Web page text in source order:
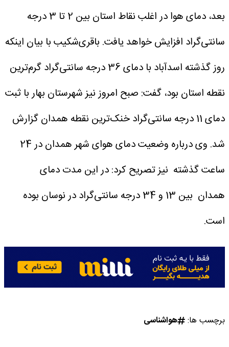
بعد، دمای هوا در اغلب نقاط استان بین 2 تا 3 درجه
سانتی‌گراد افزایش خواهد یافت. باقری‌شکیب با بیان اینکه
روز گذشته اسدآباد با دمای 36 درجه سانتی‌گراد گرم‌ترین
نقطه استان بود، گفت: صبح امروز نیز شهرستان بهار با ثبت
دمای 11 درجه سانتی‌گراد خنک‌ترین نقطه همدان گزارش
شد.
وی درباره وضعیت دمای هوای شهر همدان در 24
ساعت گذشته نیز تصریح کرد: در این مدت دمای
همدان بین 13 و 34 درجه سانتی‌گراد در نوسان بوده
است.
برچسب ها: هواشناسی